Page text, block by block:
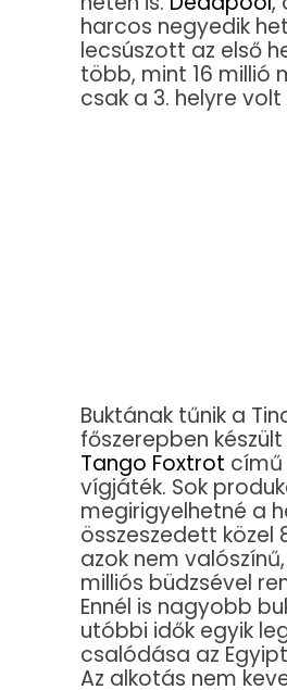
harcos negyedik
lecsúszott az első
több, mint 16 millió
csak a 3. helyre volt
Buktának tűnik a
főszerepben készült
Tango Foxtrot című
vígjáték. Sok
megirigyelhetné a
összeszedett közel
azok nem
milliós büdzsével
Ennél is nagyobb
utóbbi idők egyik
csalódása az
Az alkotás nem